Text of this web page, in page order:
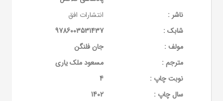
ناشر :
انتشارات افق
شابک :
9786003531437
مولف :
جان فلنگن
مترجم :
مسعود ملک یاری
نوبت چاپ :
4
سال چاپ :
1402